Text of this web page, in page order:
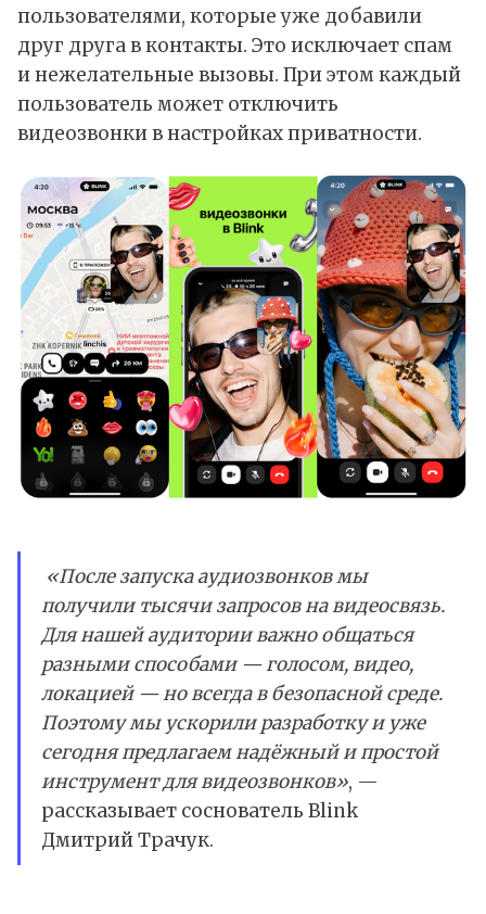
пользователями, которые уже добавили
друг друга в контакты. Это исключает спам
и нежелательные вызовы. При этом каждый
пользователь может отключить
видеозвонки в настройках приватности.
«После запуска аудиозвонков мы
получили тысячи запросов на видеосвязь.
Для нашей аудитории важно общаться
разными способами — голосом, видео,
локацией — но всегда в безопасной среде.
Поэтому мы ускорили разработку и уже
сегодня предлагаем надёжный и простой
инструмент для видеозвонков», —
рассказывает соснователь Blink
Дмитрий Трачук.